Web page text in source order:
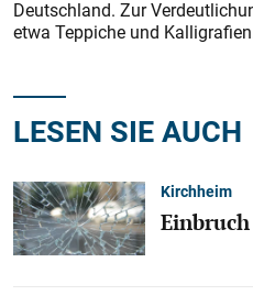
Deutschland. Zur
etwa Teppiche und
LESEN SIE AUCH
Kirchheim